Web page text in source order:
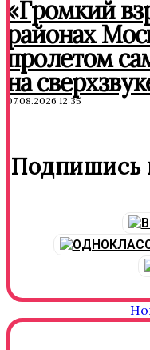
«Громкий
районах
пролетом
на
07.08.2026 12:35
Подпишись